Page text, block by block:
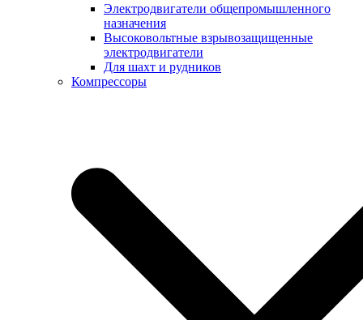
Электродвигатели общепромышленного
назначения
Высоковольтные взрывозащищенные
электродвигатели
Для шахт и рудников
Компрессоры